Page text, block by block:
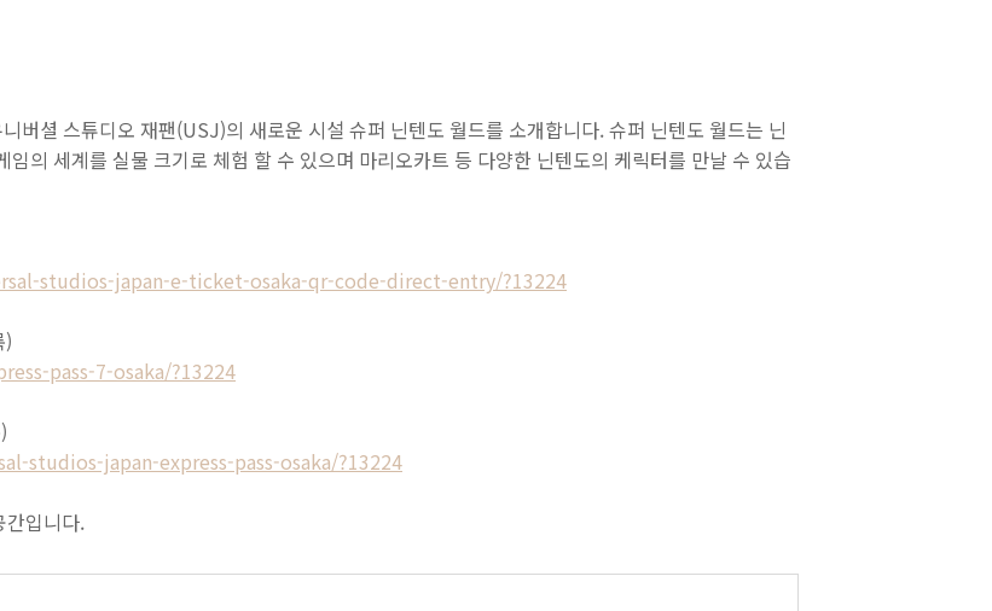
버셜 스튜디오 재팬(USJ)의 새로운 시설 슈퍼 닌텐도 월드를 소개합니다. 슈퍼 닌텐도 월드는 닌
의 세계를 실물 크기로 체험 할 수 있으며 마리오카트 등 다양한 닌텐도의 케릭터를 만날 수 있습
studios-japan-e-ticket-osaka-qr-code-direct-entry/?13224
)
pass-7-osaka/?13224
japan-express-pass-osaka/?13224
간입니다.